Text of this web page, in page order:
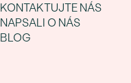
KONTAKTUJTE NÁS
NAPSALI O NÁS
BLOG